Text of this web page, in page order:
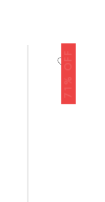
71% OFF